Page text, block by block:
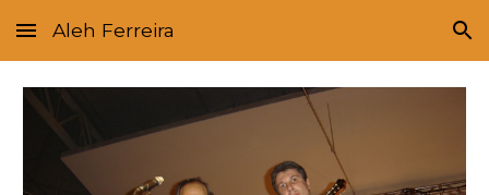
Skip to main content Skip to navigation
Aleh Ferreira